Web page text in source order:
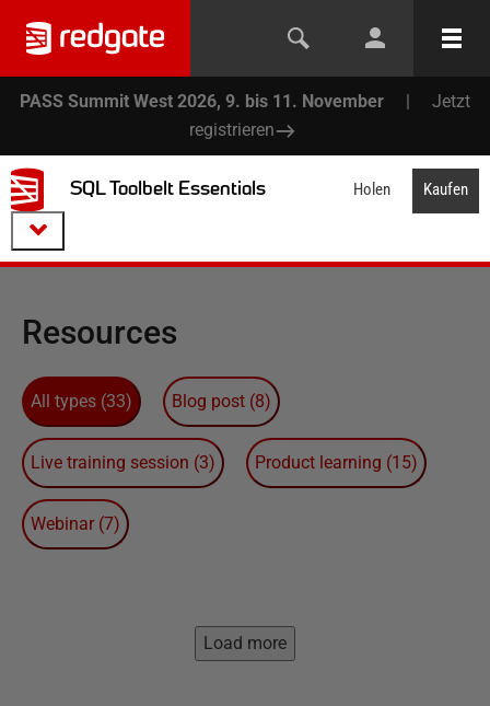
PASS Summit West 2026, 9. bis 11. November |
Jetzt
registrieren
SQL Toolbelt Essentials Holen Kaufen
Resources
All types (33) Blog post (8)
Live training session (3) Product learning (15)
Webinar (7)
Load more